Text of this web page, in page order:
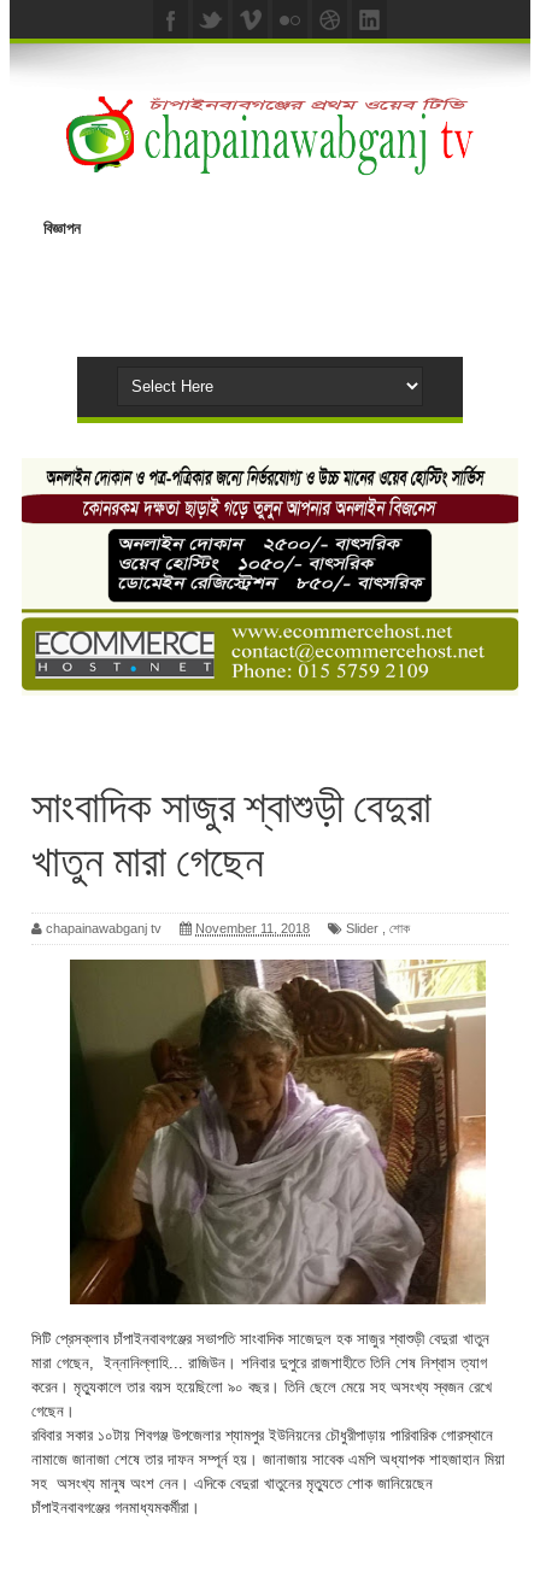
বিজ্ঞাপন
সাংবাদিক সাজুর শ্বাশুড়ী বেদুরা
খাতুন মারা গেছেন
chapainawabganj tv November 11, 2018 Slider শোক
সিটি প্রেসক্লাব চাঁপাইনবাবগঞ্জের সভাপতি সাংবাদিক সাজেদুল হক সাজুর শ্বাশুড়ী বেদুরা খাতুন
মারা গেছেন, ইন্নানিল্লাহি... রাজিউন। শনিবার দুপুরে রাজশাহীতে তিনি শেষ নিশ্বাস ত্যাগ
করেন। মৃত্যুকালে তার বয়স হয়েছিলো ৯০ বছর। তিনি ছেলে মেয়ে সহ অসংখ্য স্বজন রেখে
গেছেন।
রবিবার সকার ১০টায় শিবগঞ্জ উপজেলার শ্যামপুর ইউনিয়নের চৌধুরীপাড়ায় পারিবারিক গোরস্থানে
নামাজে জানাজা শেষে তার দাফন সম্পূর্ন হয়। জানাজায় সাবেক এমপি অধ্যাপক শাহজাহান মিয়া
সহ অসংখ্য মানুষ অংশ নেন। এদিকে বেদুরা খাতুনের মৃত্যুতে শোক জানিয়েছেন
চাঁপাইনবাবগঞ্জের গনমাধ্যমকর্মীরা।